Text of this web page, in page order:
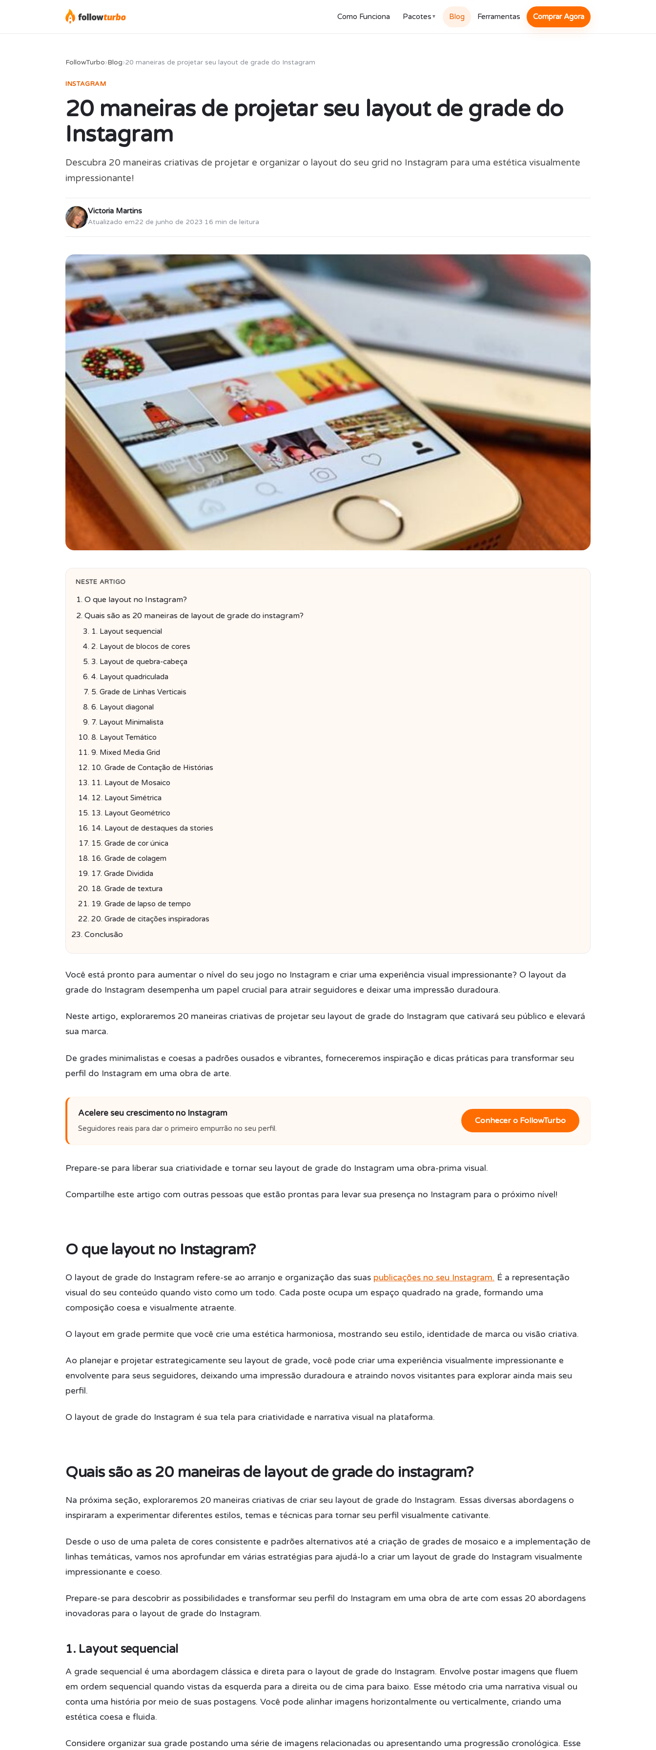
Como Funciona Pacotes ▼ Blog Ferramentas Comprar Agora
FollowTurbo›Blog›20 maneiras de projetar seu layout de grade do Instagram
INSTAGRAM
20 maneiras de projetar seu layout de grade do
Instagram
Descubra 20 maneiras criativas de projetar e organizar o layout do seu grid no Instagram para uma estética visualmente
impressionante!
Victoria Martins
Atualizado em22 de junho de 2023·16 min de leitura
NESTE ARTIGO
O que layout no Instagram?
Quais são as 20 maneiras de layout de grade do instagram?
1. Layout sequencial
2. Layout de blocos de cores
3. Layout de quebra-cabeça
4. Layout quadriculada
5. Grade de Linhas Verticais
6. Layout diagonal
7. Layout Minimalista
8. Layout Temático
9. Mixed Media Grid
10. Grade de Contação de Histórias
11. Layout de Mosaico
12. Layout Simétrica
13. Layout Geométrico
14. Layout de destaques da stories
15. Grade de cor única
16. Grade de colagem
17. Grade Dividida
18. Grade de textura
19. Grade de lapso de tempo
20. Grade de citações inspiradoras
Conclusão
Você está pronto para aumentar o nível do seu jogo no Instagram e criar uma experiência visual impressionante? O layout da
grade do Instagram desempenha um papel crucial para atrair seguidores e deixar uma impressão duradoura.
Neste artigo, exploraremos 20 maneiras criativas de projetar seu layout de grade do Instagram que cativará seu público e elevará
sua marca.
De grades minimalistas e coesas a padrões ousados ​​e vibrantes, forneceremos inspiração e dicas práticas para transformar seu
perfil do Instagram em uma obra de arte.
Acelere seu crescimento no Instagram
Seguidores reais para dar o primeiro empurrão no seu perfil.
Conhecer o FollowTurbo
Prepare-se para liberar sua criatividade e tornar seu layout de grade do Instagram uma obra-prima visual.
Compartilhe este artigo com outras pessoas que estão prontas para levar sua presença no Instagram para o próximo nível!
O que layout no Instagram?
O layout de grade do Instagram refere-se ao arranjo e organização das suas publicações no seu Instagram. É a representação
visual do seu conteúdo quando visto como um todo. Cada poste ocupa um espaço quadrado na grade, formando uma
composição coesa e visualmente atraente.
O layout em grade permite que você crie uma estética harmoniosa, mostrando seu estilo, identidade de marca ou visão criativa.
Ao planejar e projetar estrategicamente seu layout de grade, você pode criar uma experiência visualmente impressionante e
envolvente para seus seguidores, deixando uma impressão duradoura e atraindo novos visitantes para explorar ainda mais seu
perfil.
O layout de grade do Instagram é sua tela para criatividade e narrativa visual na plataforma.
Quais são as 20 maneiras de layout de grade do instagram?
Na próxima seção, exploraremos 20 maneiras criativas de criar seu layout de grade do Instagram. Essas diversas abordagens o
inspiraram a experimentar diferentes estilos, temas e técnicas para tornar seu perfil visualmente cativante.
Desde o uso de uma paleta de cores consistente e padrões alternativos até a criação de grades de mosaico e a implementação de
linhas temáticas, vamos nos aprofundar em várias estratégias para ajudá-lo a criar um layout de grade do Instagram visualmente
impressionante e coeso.
Prepare-se para descobrir as possibilidades e transformar seu perfil do Instagram em uma obra de arte com essas 20 abordagens
inovadoras para o layout de grade do Instagram.
1. Layout sequencial
A grade sequencial é uma abordagem clássica e direta para o layout de grade do Instagram. Envolve postar imagens que fluem
em ordem sequencial quando vistas da esquerda para a direita ou de cima para baixo. Esse método cria uma narrativa visual ou
conta uma história por meio de suas postagens. Você pode alinhar imagens horizontalmente ou verticalmente, criando uma
estética coesa e fluida.
Considere organizar sua grade postando uma série de imagens relacionadas ou apresentando uma progressão cronológica. Esse